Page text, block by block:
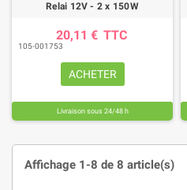
Relai 12V - 2 x 150W
20,11 € TTC
105-001753
ACHETER
Livraison sous 24/48 h
Affichage 1-8 de 8 article(s)